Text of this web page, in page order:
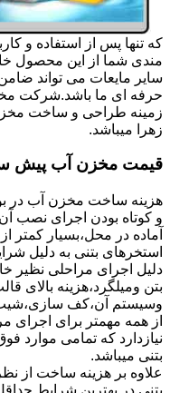
که تنها پس از استفاده و
مندی شما از این محصول
سایر مایعات می تواند
حرفه ای ما باشد.شرکت
زمینه طراحی و ساخت
زهرا میباشد.
قیمت مخزن آب پیش
هزینه ساخت مخزن آب در
و کوتاه بودن اجرای نصب
آماده در محل،بسیار کمتر
استخرهای بتنی به دلیل
دلیل اجرای مراحلی نظیر
بتن ومیلگرد،هزینه بالای
وسیستم آن،کف سازی،شیب
از همه مهمتر برای اجرای
نیازدارد که تمامی موارد
بتنی میباشد.
علاوه بر هزینه ساخت از